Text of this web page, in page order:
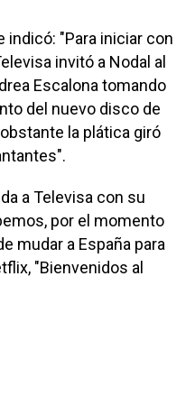
indicó: "Para iniciar con
invitó a Nodal al
Escalona tomando
del nuevo disco de
la plática giró
a Televisa con su
por el momento
mudar a España para
"Bienvenidos al